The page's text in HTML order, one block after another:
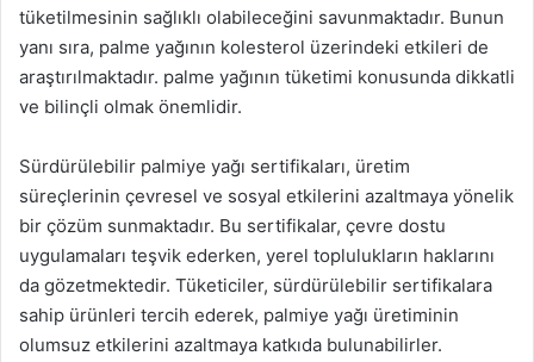
tüketilmesinin sağlıklı olabileceğini savunmaktadır. Bunun
yanı sıra, palme yağının kolesterol üzerindeki etkileri de
araştırılmaktadır. palme yağının tüketimi konusunda dikkatli
ve bilinçli olmak önemlidir.
Sürdürülebilir palmiye yağı sertifikaları, üretim
süreçlerinin çevresel ve sosyal etkilerini azaltmaya yönelik
bir çözüm sunmaktadır. Bu sertifikalar, çevre dostu
uygulamaları teşvik ederken, yerel toplulukların haklarını
da gözetmektedir. Tüketiciler, sürdürülebilir sertifikalara
sahip ürünleri tercih ederek, palmiye yağı üretiminin
olumsuz etkilerini azaltmaya katkıda bulunabilirler.